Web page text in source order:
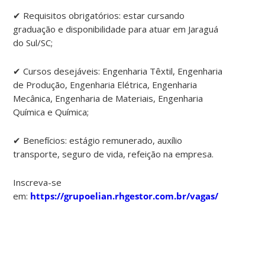
✔ Requisitos obrigatórios: estar cursando
graduação e disponibilidade para atuar em Jaraguá
do Sul/SC;
✔ Cursos desejáveis: Engenharia Têxtil, Engenharia
de Produção, Engenharia Elétrica, Engenharia
Mecânica, Engenharia de Materiais, Engenharia
Química e Química;
✔ Benefícios: estágio remunerado, auxílio
transporte, seguro de vida, refeição na empresa.
Inscreva-se
em: https://grupoelian.rhgestor.com.br/vagas/